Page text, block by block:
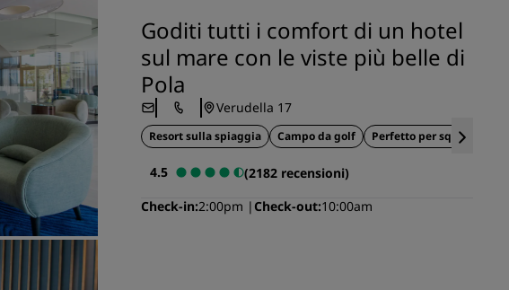
e di prossima
Meetings
spazio per riunioni
preventivo
Per la tua prima prenotazione,
meriti un regalo
Prenota in anticipo
Scopri i nostri pacchetti
Idee di viaggio
Goditi tutti i comfort di un hotel
sul mare con le viste più belle di
Pola
Verudella 17
Resort sulla spiaggia Campo da golf Perfetto per squadre
4.5
(2182 recensioni)
Check-in 2:00pm Check-out 10:00am